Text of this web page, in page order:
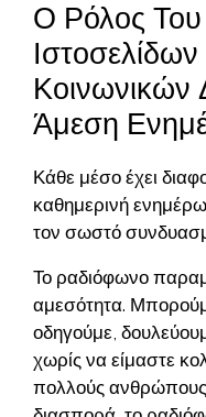
Ο Ρόλος
Κοινωνικών
Άμεση
Κάθε μέσο έχει
καθημερινή
τον σωστό
Το ραδιόφωνο
αμεσότητα.
οδηγούμε,
χωρίς να είμαστε
πολλούς ανθρώπους,